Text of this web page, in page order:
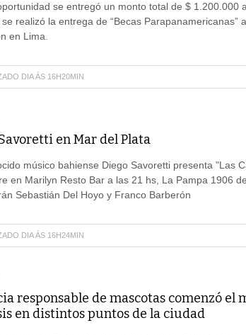
se entregó un monto total de $ 1.200.000
realizó la entrega de “Becas Parapanamericanas”
en Lima.
DIA ÀS 16H20MIN
en Mar del Plata
músico bahiense Diego Savoretti presenta "Las
en Marilyn Resto Bar a las 21 hs, La Pampa 1906
Sebastián Del Hoyo y Franco Barberón
DIA ÀS 16H24MIN
responsable de mascotas comenzó el
en distintos puntos de la ciudad